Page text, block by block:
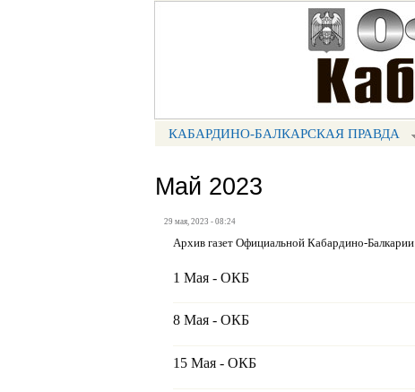
МЕНЮ КБП
КАБАРДИНО-БАЛКАРСКАЯ ПРАВДА
Май 2023
29 мая, 2023 - 08:24
Архив газет Официальной Кабардино-Балкарии
1 Мая - ОКБ
8 Мая - ОКБ
15 Мая - ОКБ